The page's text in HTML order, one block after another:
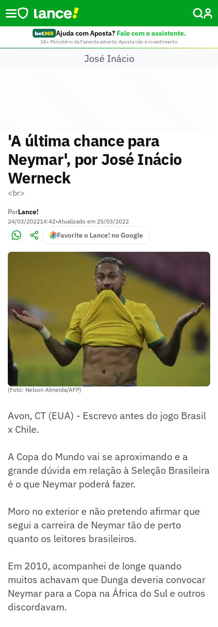
Ajuda com Aposta? Fale com o assistente.
18+ Ministério da Fazenda adverte: Aposta não é investimento
José Inácio
'A última chance para
Neymar', por José Inácio
Werneck ​
<br>
PorLance!
24/03/202214:42•Atualizado em 25/03/2022
Favorite o Lance! no Google
(Foto: Nelson Almeida/AFP)
Avon, CT (EUA) - Escrevo antes do jogo Brasil
x Chile.
A Copa do Mundo vai se aproximando e a
grande dúvida em relação à Seleção Brasileira
é o que Neymar poderá fazer.
Moro no exterior e não pretendo afirmar que
segui a carreira de Neymar tão de perto
quanto os leitores brasileiros.
Em 2010, acompanhei de longe quando
muitos achavam que Dunga deveria convocar
Neymar para a Copa na África do Sul e outros
discordavam.